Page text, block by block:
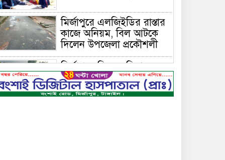
মির্জাপুরে এলজিইডির রাস্তার
কাজে অনিয়ম, বিল আটকে
দিলেন উপজেলা প্রকৌশলী
মির্জাপুরে বিলে অভিযান,
অবৈধ চায়না দুয়ারি জাল
ধ্বংস